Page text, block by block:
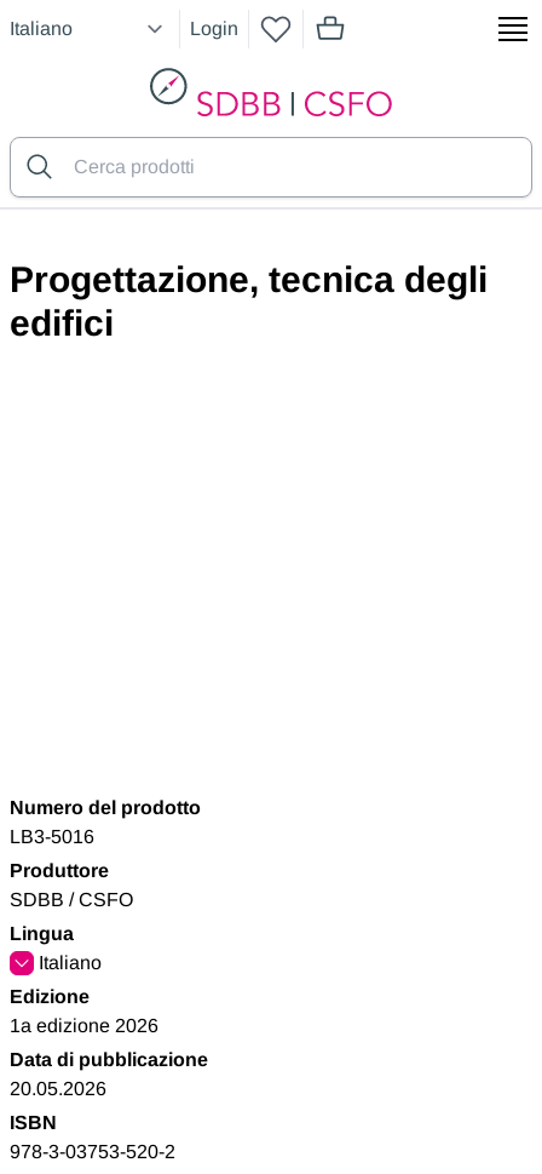
Login
articoli nel carrello,
SDBB
Progettazione, tecnica degli
edifici
Numero del prodotto
LB3-5016
Produttore
SDBB / CSFO
Lingua
Italiano
Edizione
1a edizione 2026
Data di pubblicazione
20.05.2026
ISBN
978-3-03753-520-2